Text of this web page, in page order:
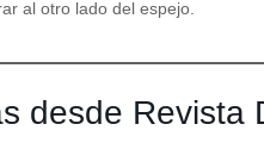
al otro lado del espejo.
desde Revista